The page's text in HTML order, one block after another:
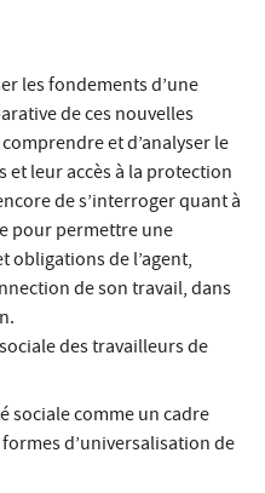
les fondements d’une
de ces nouvelles
et d’analyser le
leur accès à la protection
de s’interroger quant à
pour permettre une
obligations de l’agent,
de son travail, dans
des travailleurs de
sociale comme un cadre
d’universalisation de